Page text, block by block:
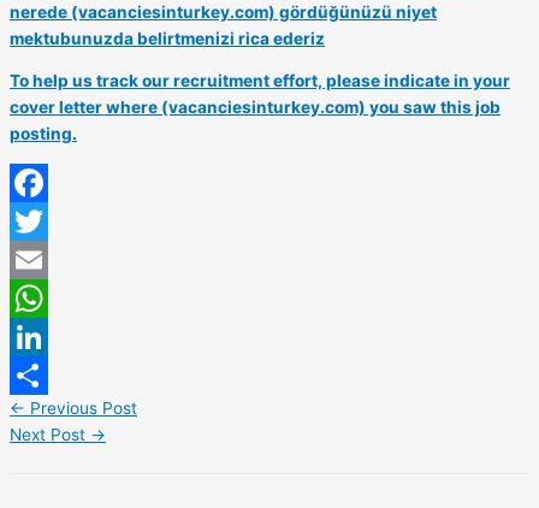
nerede (vacanciesinturkey.com) gördüğünüzü niyet
mektubunuzda belirtmenizi rica ederiz
To help us track our recruitment effort, please indicate in your
cover letter where (vacanciesinturkey.com) you saw this job
posting.
Facebook
Twitter
Email
WhatsApp
LinkedIn
Share
← Previous Post
Next Post →